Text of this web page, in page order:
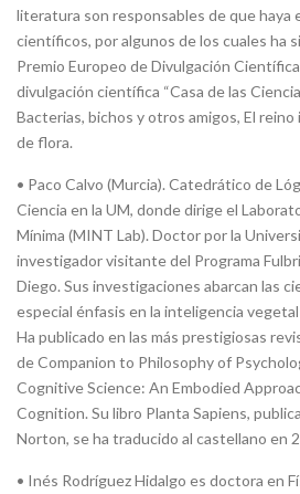
literatura son responsables de que haya
científicos, por algunos de los cuales ha
Premio Europeo de Divulgación
divulgación científica “Casa de las
Bacterias, bichos y otros amigos, El
de flora.
• Paco Calvo (Murcia). Catedrático de
Ciencia en la UM, donde dirige el
Mínima (MINT Lab). Doctor por la
investigador visitante del Programa
Diego. Sus investigaciones abarcan las
especial énfasis en la inteligencia
Ha publicado en las más prestigiosas
de Companion to Philosophy of
Cognitive Science: An Embodied
Cognition. Su libro Planta Sapiens,
Norton, se ha traducido al castellano en
• Inés Rodríguez Hidalgo es doctora en